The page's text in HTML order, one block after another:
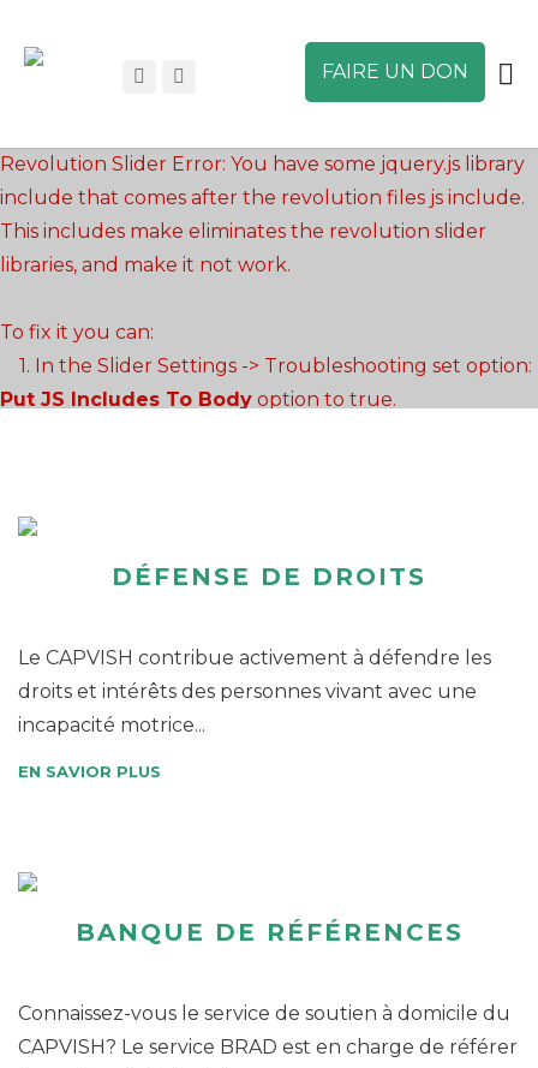
FAIRE UN DON
Revolution Slider Error: You have some jquery.js library
include that comes after the revolution files js include.
This includes make eliminates the revolution slider
libraries, and make it not work.
To fix it you can:
1. In the Slider Settings -> Troubleshooting set option:
Put JS Includes To Body option to true.
DÉFENSE DE DROITS
Le CAPVISH contribue activement à défendre les
droits et intérêts des personnes vivant avec une
incapacité motrice...
EN SAVIOR PLUS
BANQUE DE RÉFÉRENCES
Connaissez-vous le service de soutien à domicile du
CAPVISH? Le service BRAD est en charge de référer